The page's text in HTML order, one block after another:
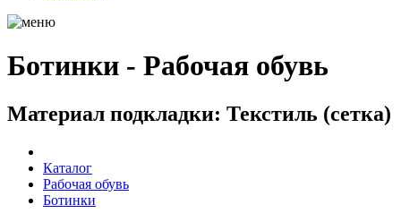
Ботинки - Рабочая обувь
Материал подкладки: Текстиль (сетка)
Каталог
Рабочая обувь
Ботинки